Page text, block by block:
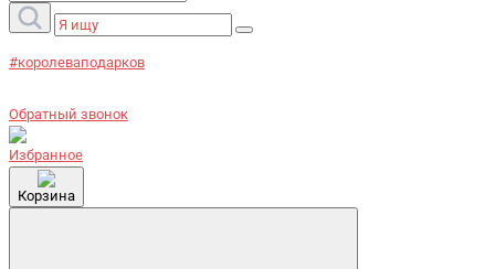
#королеваподарков
Обратный звонок
Избранное
Корзина